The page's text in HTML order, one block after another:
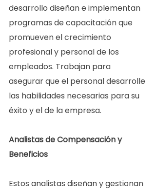
desarrollo diseñan e implementan
programas de capacitación que
promueven el crecimiento
profesional y personal de los
empleados. Trabajan para
asegurar que el personal desarrolle
las habilidades necesarias para su
éxito y el de la empresa.
Analistas de Compensación y
Beneficios
Estos analistas diseñan y gestionan